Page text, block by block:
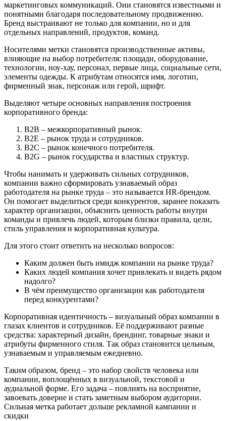
маркетинговых коммуникаций. Они становятся известными и
понятными благодаря последовательному продвижению.
Бренд выстраивают не только для компании, но и для
отдельных направлений, продуктов, команд.
Носителями метки становятся производственные активы,
влияющие на выбор потребителя: площади, оборудование,
технологии, ноу-хау, персонал, первые лица, социальные сети,
элементы одежды. К атрибутам относятся имя, логотип,
фирменный знак, персонаж или герой, шрифт.
Выделяют четыре основных направления построения
корпоративного бренда:
B2B – межкорпоративный рынок.
B2E – рынок труда и сотрудников.
B2C – рынок конечного потребителя.
B2G – рынок государства и властных структур.
Чтобы нанимать и удерживать сильных сотрудников,
компании важно сформировать узнаваемый образ
работодателя на рынке труда – это называется HR-брендом.
Он помогает выделиться среди конкурентов, заранее показать
характер организации, объяснить ценность работы внутри
команды и привлечь людей, которым близки правила, цели,
стиль управления и корпоративная культура.
Для этого стоит ответить на несколько вопросов:
Каким должен быть имидж компании на рынке труда?
Каких людей компания хочет привлекать и видеть рядом
надолго?
В чём преимущество организации как работодателя
перед конкурентами?
Корпоративная идентичность – визуальный образ компании в
глазах клиентов и сотрудников. Её поддерживают разные
средства: характерный дизайн, брендинг, товарные знаки и
атрибуты фирменного стиля. Так образ становится цельным,
узнаваемым и управляемым ежедневно.
Таким образом, бренд – это набор свойств человека или
компании, воплощённых в визуальной, текстовой и
аудиальной форме. Его задача – повлиять на восприятие,
завоевать доверие и стать заметным выбором аудитории.
Сильная метка работает дольше рекламной кампании и
скидки